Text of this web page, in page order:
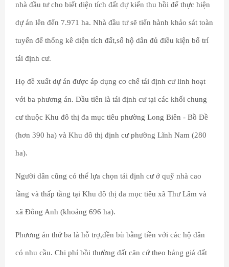
nhà đầu tư cho biết diện tích đất dự kiến thu hồi để thực hiện
dự án lên đến 7.971 ha. Nhà đầu tư sẽ tiến hành khảo sát toàn
tuyến để thống kê diện tích đất,số hộ dân đủ điều kiện bố trí
tái định cư.
Họ đề xuất dự án được áp dụng cơ chế tái định cư linh hoạt
với ba phương án. Đầu tiên là tái định cư tại các khối chung
cư thuộc Khu đô thị đa mục tiêu phường Long Biên - Bồ Đề
(hơn 390 ha) và Khu đô thị định cư phường Lĩnh Nam (280
ha).
Người dân cũng có thể lựa chọn tái định cư ở quỹ nhà cao
tầng và thấp tầng tại Khu đô thị đa mục tiêu xã Thư Lâm và
xã Đông Anh (khoảng 696 ha).
Phương án thứ ba là hỗ trợ,đền bù bằng tiền với các hộ dân
có nhu cầu. Chi phí bồi thường đất căn cứ theo bảng giá đất